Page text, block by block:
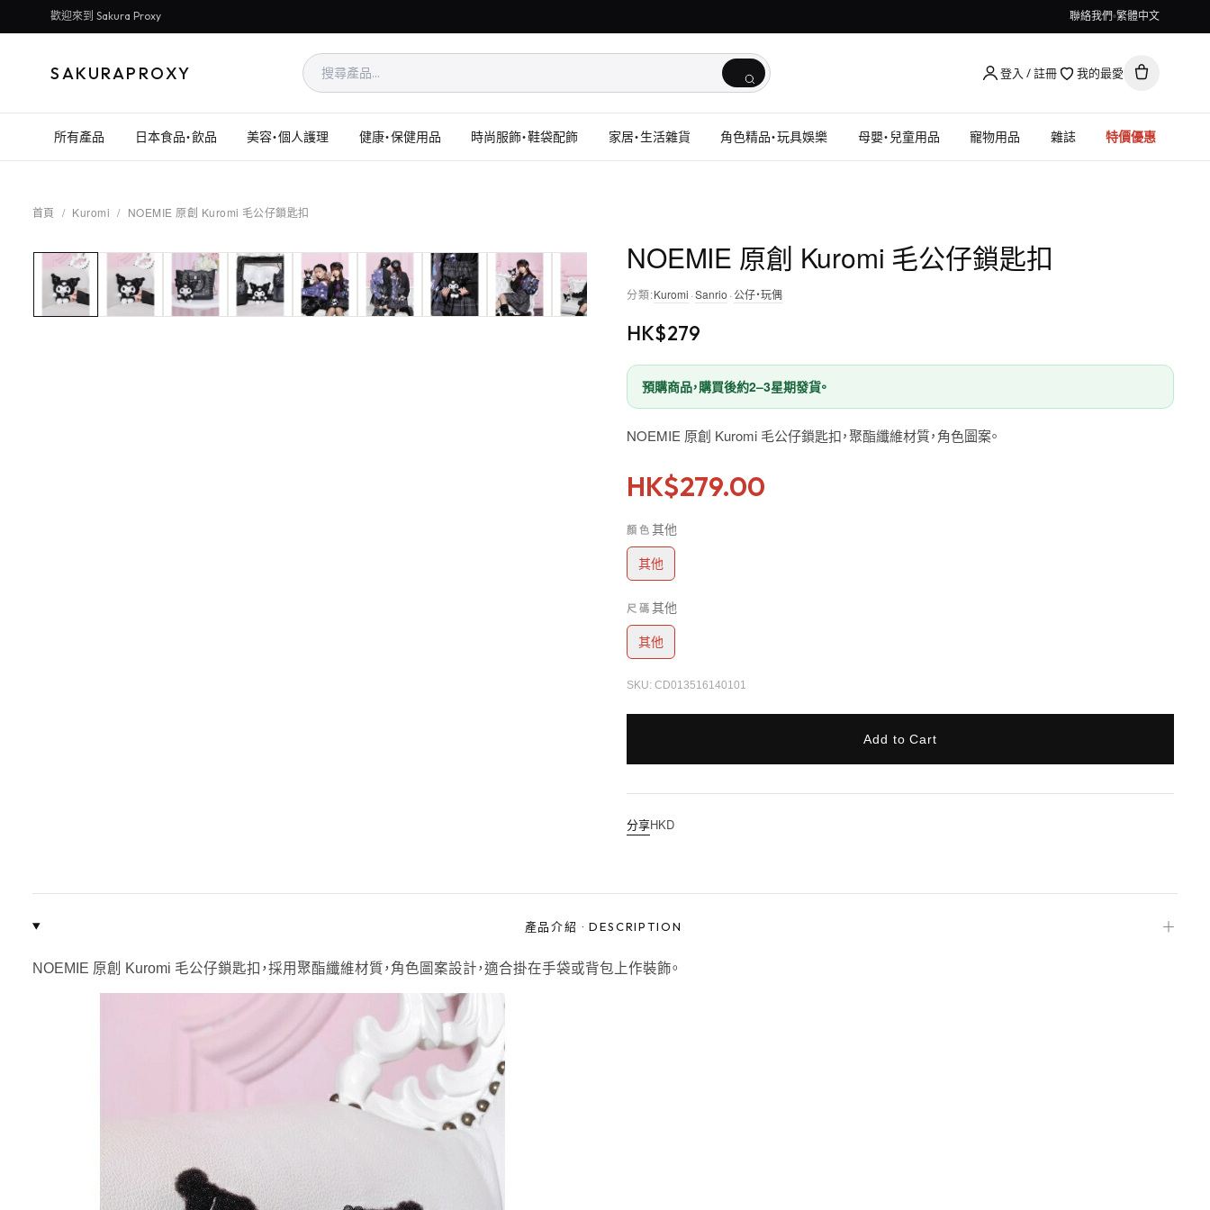
歡迎來到 Sakura Proxy 聯絡我們 繁體中文
SAKURAPROXY 登入 / 註冊 我的最愛
所有產品 日本食品・飲品 美容・個人護理 健康・保健用品 時尚服飾・鞋袋配飾 家居・生活雜貨 角色精品・玩具娛樂 母嬰・兒童用品 寵物用品 雜誌 特價優惠
首頁 / Kuromi / NOEMIE 原創 Kuromi 毛公仔鎖匙扣
NOEMIE 原創 Kuromi 毛公仔鎖匙扣
分類:Kuromi ·Sanrio ·公仔・玩偶
HK$279
預購商品，購買後約2–3星期發貨。
NOEMIE 原創 Kuromi 毛公仔鎖匙扣，聚酯纖維材質，角色圖案。
HK$279.00
顏色其他
其他
尺碼其他
其他
SKU: CD013516140101
Add to Cart
分享HKD
產品介紹 ·DESCRIPTION ＋
NOEMIE 原創 Kuromi 毛公仔鎖匙扣，採用聚酯纖維材質，角色圖案設計，適合掛在手袋或背包上作裝飾。